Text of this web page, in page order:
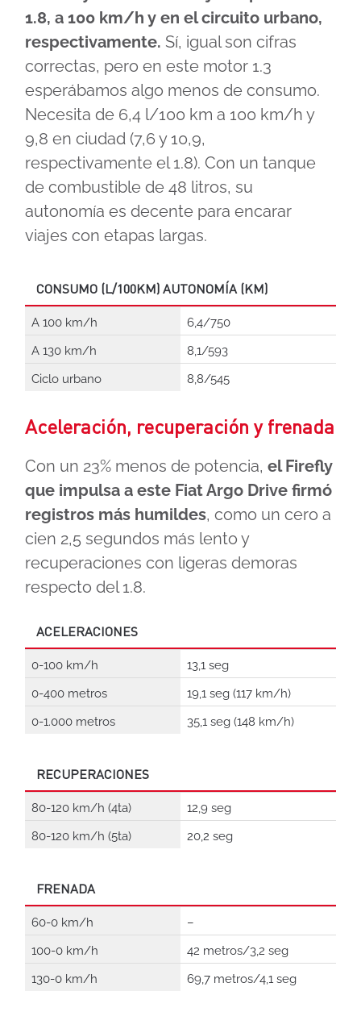
1.8, a 100 km/h y en el circuito urbano,
respectivamente. Sí, igual son cifras
correctas, pero en este motor 1.3
esperábamos algo menos de consumo.
Necesita de 6,4 l/100 km a 100 km/h y
9,8 en ciudad (7,6 y 10,9,
respectivamente el 1.8). Con un tanque
de combustible de 48 litros, su
autonomía es decente para encarar
viajes con etapas largas.
CONSUMO (L/100KM) AUTONOMÍA (KM)
A 100 km/h
6,4/750
A 130 km/h
8,1/593
Ciclo urbano
8,8/545
Aceleración, recuperación y frenada
Con un 23% menos de potencia, el Firefly
que impulsa a este Fiat Argo Drive firmó
registros más humildes, como un cero a
cien 2,5 segundos más lento y
recuperaciones con ligeras demoras
respecto del 1.8.
ACELERACIONES
0-100 km/h
13,1 seg
0-400 metros
19,1 seg (117 km/h)
0-1.000 metros
35,1 seg (148 km/h)
RECUPERACIONES
80-120 km/h (4ta)
12,9 seg
80-120 km/h (5ta)
20,2 seg
FRENADA
60-0 km/h
–
100-0 km/h
42 metros/3,2 seg
130-0 km/h
69,7 metros/4,1 seg